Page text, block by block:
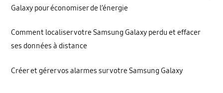
Galaxy pour économiser de l’énergie
Comment localiser votre Samsung Galaxy perdu et effacer
ses données à distance
Créer et gérer vos alarmes sur votre Samsung Galaxy